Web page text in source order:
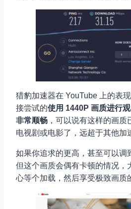
猎豹加速器在 YouTube 上的表
接尝试的使用 1440P 画质进行
非常顺畅 ，可以说有这样的画
电视剧或电影了，远超于其他加
如果你追求的更高，甚至可以调
但这个画质会偶有卡顿的情况，
心等个加载，然后享受极致画质